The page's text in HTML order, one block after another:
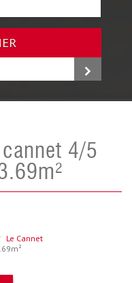
Le Cannet